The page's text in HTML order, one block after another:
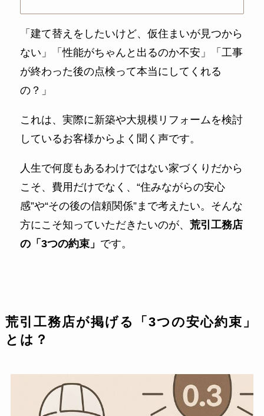
「建て替えをしたいけど、仮住まいが見つから
ない」「性能がちゃんと出るのか不安」「工事
が終わった後の点検って本当にしてくれる
の？」
これは、実際に新築や大規模リフォームを検討
しているお客様からよく聞く声です。
人生で何度もあるわけではない家づくりだから
こそ、費用だけでなく、“住みながらの安心
感”や“その後の信頼関係”まで考えたい。そんな
方にこそ知っていただきたいのが、荒引工務店
の「3つの約束」 です。
荒引工務店が掲げる「3つの安心約束」
とは？